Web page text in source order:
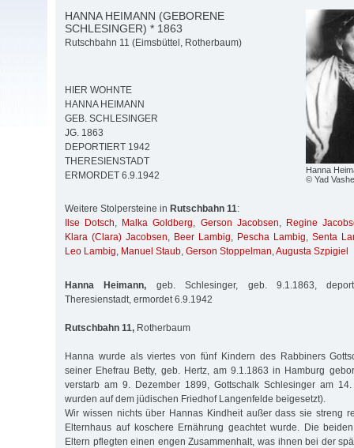
Hanna
© Yad
HANNA HEIMANN (GEBORENE
SCHLESINGER) * 1863
Rutschbahn 11 (Eimsbüttel, Rotherbaum)
HIER WOHNTE
HANNA HEIMANN
GEB. SCHLESINGER
JG. 1863
DEPORTIERT 1942
THERESIENSTADT
ERMORDET 6.9.1942
Weitere Stolpersteine in Rutschbahn 11:
Ilse Dotsch, Malka Goldberg, Gerson Jacobsen, Regine
Klara (Clara) Jacobsen, Beer Lambig, Pescha Lambig, Senta
Leo Lambig, Manuel Staub, Gerson Stoppelman,Augusta Szpigiel
Hanna Heimann, geb. Schlesinger, geb. 9.1.1863,
Theresienstadt, ermordet 6.9.1942
Rutschbahn 11, Rotherbaum
Hanna wurde als viertes von fünf Kindern des Rabbiners
seiner Ehefrau Betty, geb. Hertz, am 9.1.1863 in Hamburg
verstarb am 9. Dezember 1899, Gottschalk Schlesinger am
wurden auf dem jüdischen Friedhof Langenfelde beigesetzt).
Wir wissen nichts über Hannas Kindheit außer dass sie streng
Elternhaus auf koschere Ernährung geachtet wurde. Die
Eltern pflegten einen engen Zusammenhalt, was ihnen bei der